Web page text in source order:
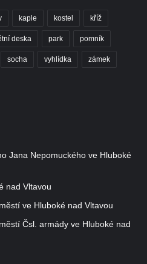
statek v
v ulici 5. května
Duchcov
ulici v
kaple kostel kříž
deska park pomník
socha vyhlídka zámek
Jana Nepomuckého ve Hluboké
nad Vltavou
ve Hluboké nad Vltavou
Čsl. armády ve Hluboké nad